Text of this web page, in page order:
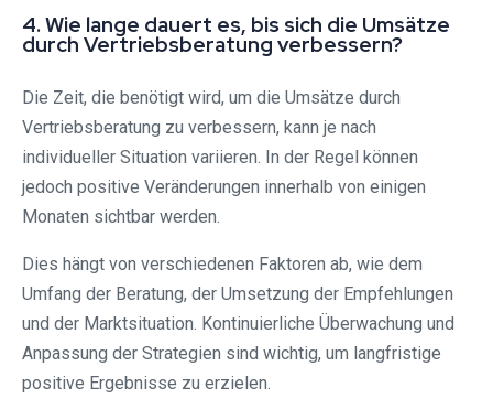
4. Wie lange dauert es, bis sich die Umsätze
durch Vertriebsberatung verbessern?
Die Zeit, die benötigt wird, um die Umsätze durch
Vertriebsberatung zu verbessern, kann je nach
individueller Situation variieren. In der Regel können
jedoch positive Veränderungen innerhalb von einigen
Monaten sichtbar werden.
Dies hängt von verschiedenen Faktoren ab, wie dem
Umfang der Beratung, der Umsetzung der Empfehlungen
und der Marktsituation. Kontinuierliche Überwachung und
Anpassung der Strategien sind wichtig, um langfristige
positive Ergebnisse zu erzielen.